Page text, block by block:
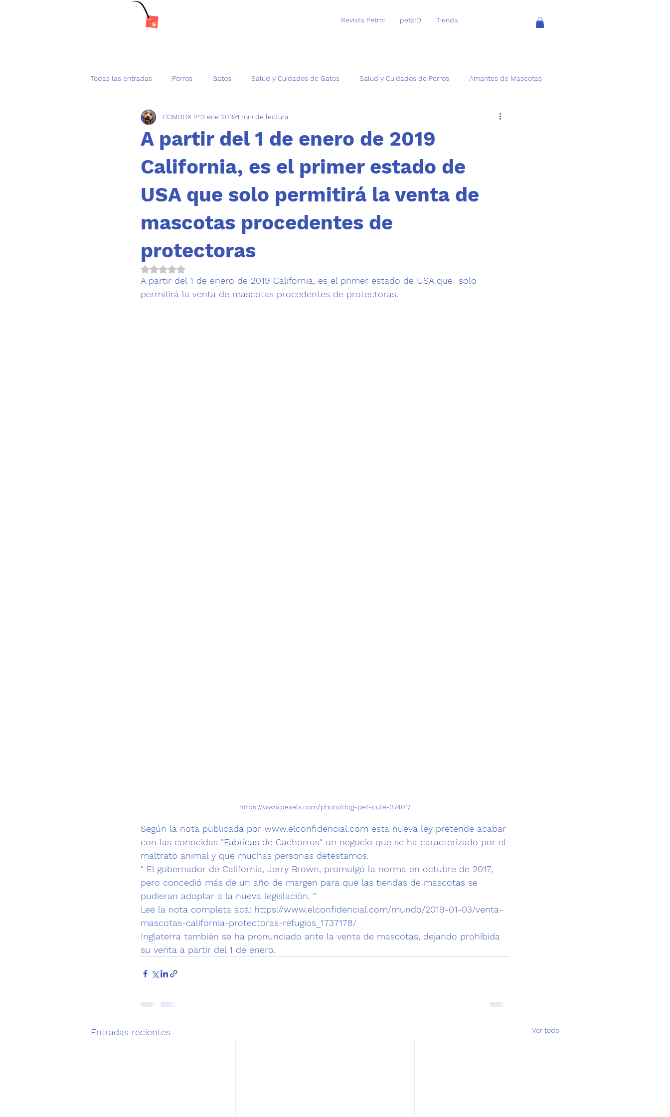
Revista Petmi petzID Tienda
Todas las entradas Perros Gatos Salud y Cuidados de Gatos Salud y Cuidados de Perros Amantes de Mascotas
Tenencia Responsable de mascotas
A partir del 1 de enero de 2019
California, es el primer estado de
USA que solo permitirá la venta de
mascotas procedentes de
protectoras
COMBOX IP 3 ene 20191 min de lectura
Obtuvo NaN de 5 estrellas.
A partir del 1 de enero de 2019 California, es el primer estado de USA que  solo
permitirá la venta de mascotas procedentes de protectoras.
https://www.pexels.com/photo/dog-pet-cute-37401/
Según la nota publicada por www.elconfidencial.com esta nueva ley pretende acabar
con las conocidas "Fabricas de Cachorros" un negocio que se ha caracterizado por el
maltrato animal y que muchas personas detestamos.
" El gobernador de California, Jerry Brown, promulgó la norma en octubre de 2017,
pero concedió más de un año de margen para que las tiendas de mascotas se
pudieran adoptar a la nueva legislación. "
Lee la nota completa acá: https://www.elconfidencial.com/mundo/2019-01-03/venta-
mascotas-california-protectoras-refugios_1737178/
Inglaterra también se ha pronunciado ante la venta de mascotas, dejando prohíbida
su venta a partir del 1 de enero.
Entradas recientes Ver todo